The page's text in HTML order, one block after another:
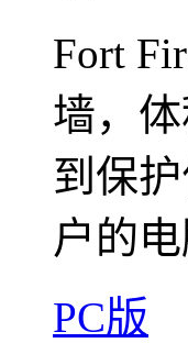
Fort
墙，
到保
户的
PC版